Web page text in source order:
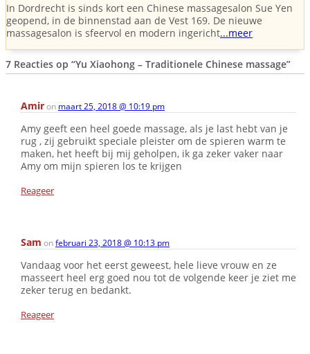
In Dordrecht is sinds kort een Chinese massagesalon Sue Yen
geopend, in de binnenstad aan de Vest 169. De nieuwe
massagesalon is sfeervol en modern ingericht...meer
7 Reacties op “Yu Xiaohong – Traditionele Chinese massage”
Amiron maart 25, 2018 @ 10:19 pm
Amy geeft een heel goede massage, als je last hebt van je
rug , zij gebruikt speciale pleister om de spieren warm te
maken, het heeft bij mij geholpen, ik ga zeker vaker naar
Amy om mijn spieren los te krijgen
Reageer
Sam onfebruari 23, 2018 @ 10:13 pm
Vandaag voor het eerst geweest, hele lieve vrouw en ze
masseert heel erg goed nou tot de volgende keer je ziet me
zeker terug en bedankt.
Reageer